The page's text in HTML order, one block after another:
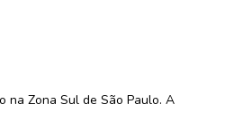
na Zona Sul de São Paulo. A